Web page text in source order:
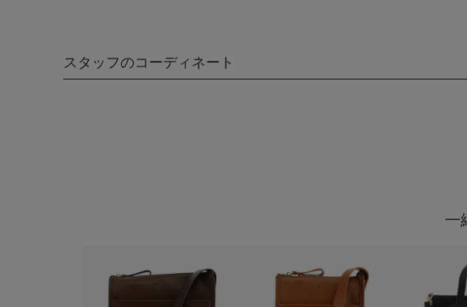
スタッフのコーディネート
一